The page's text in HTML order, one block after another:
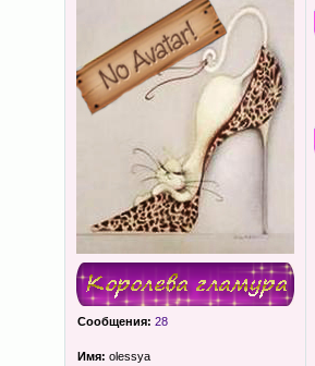
Сообщения: 28
Имя: olessya